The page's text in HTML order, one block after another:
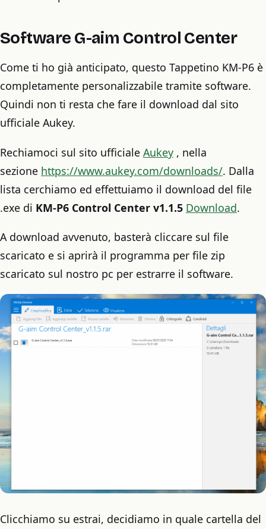
Software G-aim Control Center
Come ti ho già anticipato, questo Tappetino KM-P6 è
completamente personalizzabile tramite software.
Quindi non ti resta che fare il download dal sito
ufficiale Aukey.
Rechiamoci sul sito ufficiale Aukey , nella
sezione https://www.aukey.com/downloads/. Dalla
lista cerchiamo ed effettuiamo il download del file
.exe di KM-P6 Control Center v1.1.5 Download.
A download avvenuto, basterà cliccare sul file
scaricato e si aprirà il programma per file zip
scaricato sul nostro pc per estrarre il software.
Clicchiamo su estrai, decidiamo in quale cartella del